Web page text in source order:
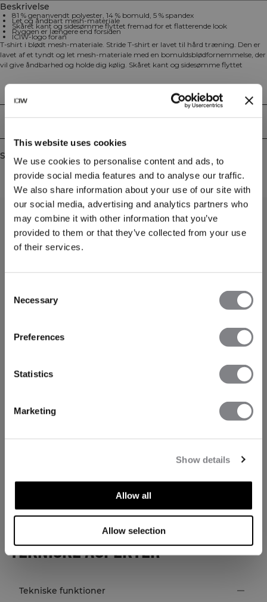
This website uses cookies
We use cookies to personalise content and ads, to
provide social media features and to analyse our traffic.
We also share information about your use of our site with
our social media, advertising and analytics partners who
may combine it with other information that you’ve
provided to them or that they’ve collected from your use
of their services.
Selection
Necessary
Preferences
Statistics
Marketing
Show details
Allow all
Allow selection
Beskrivelse
81 % genanvendt polyester, 14 % bomuld, 5 % spandex
Let og åndbart mesh-materiale
Skåret kant og sidesømme flyttet fremad for et flatterende look
Ryggen er længere end forsiden
ICIW-logo foran
T-shirt i blødt mesh-materiale. Stride T-shirt er lavet til hård træning. Den er
lavet af et tyndt og let mesh-materiale med en bomuldsblødfornemmelse, der
vil give åndbarhed og holde dig kølig. Skåret kant og sidesømme flyttet
forsiden. DRI-RELEASE: 81% genanvendt polyester, 14% bomuld, 5% elastan.
Levering og returnering
Similar products
TEKNISKE ASPEKTER
Tekniske funktioner